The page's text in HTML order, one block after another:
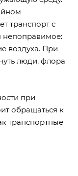
транспорт с
непоправимое:
воздуха. При
люди, флора
при
обращаться к
транспортные